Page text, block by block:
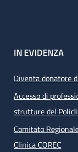
IN EVIDENZA
Diventa donatore
Accesso di
strutture del
Comitato
Clinica COREC